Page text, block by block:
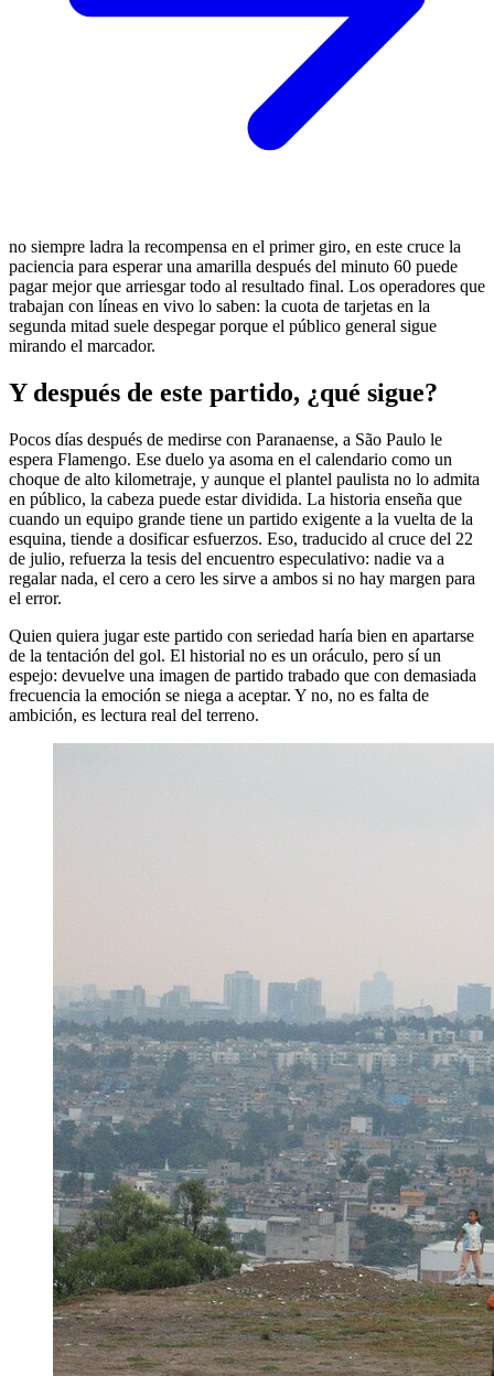
no siempre ladra la recompensa en el primer giro, en este cruce la
paciencia para esperar una amarilla después del minuto 60 puede
pagar mejor que arriesgar todo al resultado final. Los operadores que
trabajan con líneas en vivo lo saben: la cuota de tarjetas en la
segunda mitad suele despegar porque el público general sigue
mirando el marcador.
Y después de este partido, ¿qué sigue?
Pocos días después de medirse con Paranaense, a São Paulo le
espera Flamengo. Ese duelo ya asoma en el calendario como un
choque de alto kilometraje, y aunque el plantel paulista no lo admita
en público, la cabeza puede estar dividida. La historia enseña que
cuando un equipo grande tiene un partido exigente a la vuelta de la
esquina, tiende a dosificar esfuerzos. Eso, traducido al cruce del 22
de julio, refuerza la tesis del encuentro especulativo: nadie va a
regalar nada, el cero a cero les sirve a ambos si no hay margen para
el error.
Quien quiera jugar este partido con seriedad haría bien en apartarse
de la tentación del gol. El historial no es un oráculo, pero sí un
espejo: devuelve una imagen de partido trabado que con demasiada
frecuencia la emoción se niega a aceptar. Y no, no es falta de
ambición, es lectura real del terreno.